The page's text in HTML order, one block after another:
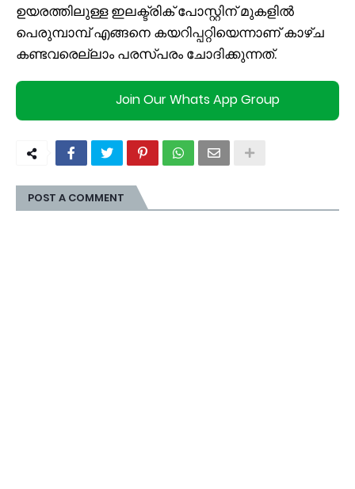
ഉയരത്തിലുള്ള ഇലക്ട്രിക് പോസ്റ്റിന് മുകളിൽ
പെരുമ്പാമ്പ് എങ്ങനെ കയറിപ്പറ്റിയെന്നാണ് കാഴ്ച
കണ്ടവരെല്ലാം പരസ്പരം ചോദിക്കുന്നത്.
Join Our Whats App Group
POST A COMMENT